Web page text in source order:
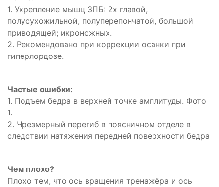
1. Укрепление мышц ЗПБ: 2х главой,
полусухожильной, полуперепончатой, большой
приводящей; икроножных.
2. Рекомендовано при коррекции осанки при
гиперлордозе.
Частые ошибки:
1. Подъем бедра в верхней точке амплитуды. Фото
1.
2. Чрезмерный перегиб в поясничном отделе в
следствии натяжения передней поверхности бедра
Чем плохо?
Плохо тем, что ось вращения тренажёра и ось